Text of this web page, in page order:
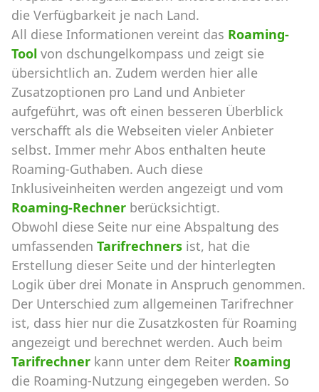
die Verfügbarkeit je nach Land.
All diese Informationen vereint das Roaming-
Tool von dschungelkompass und zeigt sie
übersichtlich an. Zudem werden hier alle
Zusatzoptionen pro Land und Anbieter
aufgeführt, was oft einen besseren Überblick
verschafft als die Webseiten vieler Anbieter
selbst. Immer mehr Abos enthalten heute
Roaming-Guthaben. Auch diese
Inklusiveinheiten werden angezeigt und vom
Roaming-Rechner berücksichtigt.
Obwohl diese Seite nur eine Abspaltung des
umfassenden Tarifrechners ist, hat die
Erstellung dieser Seite und der hinterlegten
Logik über drei Monate in Anspruch genommen.
Der Unterschied zum allgemeinen Tarifrechner
ist, dass hier nur die Zusatzkosten für Roaming
angezeigt und berechnet werden. Auch beim
Tarifrechner kann unter dem Reiter Roaming
die Roaming-Nutzung eingegeben werden. So